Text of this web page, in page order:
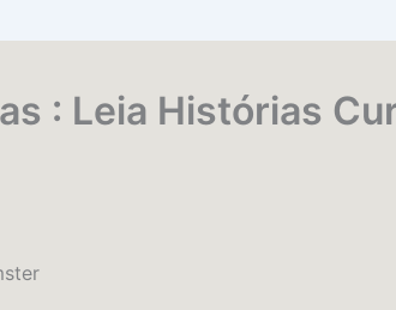
: Leia Histórias